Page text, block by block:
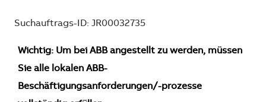
Suchauftrags-ID: JR00032735
Wichtig: Um bei ABB angestellt zu werden, müssen
Sie alle lokalen ABB-
Beschäftigungsanforderungen/-prozesse